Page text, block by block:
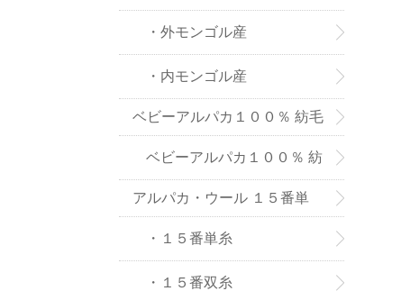
・外モンゴル産
・内モンゴル産
ベビーアルパカ１００％ 紡毛
ベビーアルパカ１００％ 紡
毛糸-２０ｇ巻き
アルパカ・ウール １５番単
糸、双糸
・１５番単糸
・１５番双糸